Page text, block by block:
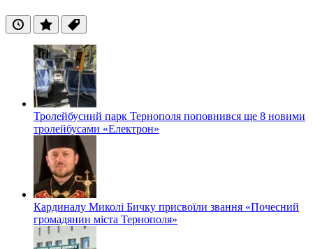
ОстанніПопулярні
Теги
Тролейбусний парк Тернополя поповнився ще 8 новими
тролейбусами «Електрон»
Кардиналу Миколі Бичку присвоїли звання «Почесний
громадянин міста Тернополя»